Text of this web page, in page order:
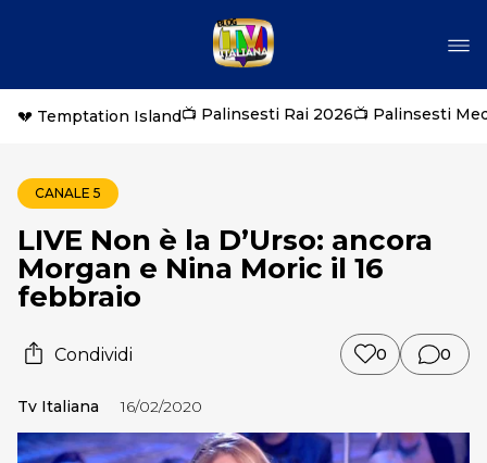
💔 Temptation Island📺 Palinsesti Rai 2026📺 Palinsesti
CANALE 5
LIVE Non è la D’Urso: ancora
Morgan e Nina Moric il 16
febbraio
Condividi 0 0
Tv Italiana 16/02/2020